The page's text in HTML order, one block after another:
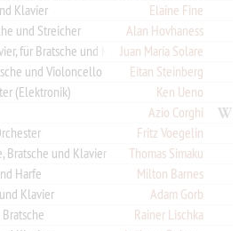
Klavier
Elaine Fine
und Streicher
Alan Hovhaness
für Bratsche und KlavierJuan María Solare
und Violoncello
Eitan Steinberg
(Elektronik)
Ken Ueno
Azio Corghi
Fritz Voegelin
Bratsche und Klavier
Thomas Simaku
Harfe
Milton Barnes
Klavier
Adam Gorb
Rainer Lischka